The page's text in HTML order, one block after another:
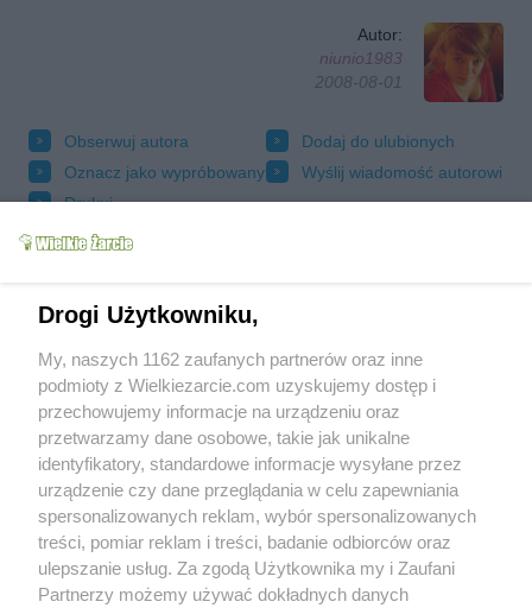
Autor:
niunio1983
2008-08-01
Obserwuj autora
Dodaj do ulubionych
Oznacz jako wypróbowany
Wyślij wiadomość autorowi
Drukuj
Grupy: Bezmięsne Dla dzieci
powyżej 1-go roku
Kuchnie narodów
Kuchnia francuska
Przekąski
Przepisy dla leniwych
Zapiekanki
Tagi:
bulka oliwa pomidory ziola
ser zolty
Drogi Użytkowniku,
My, naszych 1162 zaufanych partnerów oraz inne
podmioty z Wielkiezarcie.com uzyskujemy dostęp i
przechowujemy informacje na urządzeniu oraz
przetwarzamy dane osobowe, takie jak unikalne
identyfikatory, standardowe informacje wysyłane przez
urządzenie czy dane przeglądania w celu zapewniania
spersonalizowanych reklam, wybór spersonalizowanych
treści, pomiar reklam i treści, badanie odbiorców oraz
ulepszanie usług. Za zgodą Użytkownika my i Zaufani
Partnerzy możemy używać dokładnych danych